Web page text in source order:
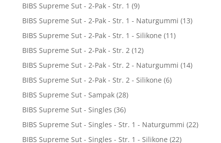
BIBS Supreme Sut - 2-Pak - Str. 1 (9)
BIBS Supreme Sut - 2-Pak - Str. 1 - Naturgummi (13)
BIBS Supreme Sut - 2-Pak - Str. 1 - Silikone (11)
BIBS Supreme Sut - 2-Pak - Str. 2 (12)
BIBS Supreme Sut - 2-Pak - Str. 2 - Naturgummi (14)
BIBS Supreme Sut - 2-Pak - Str. 2 - Silikone (6)
BIBS Supreme Sut - Sampak (28)
BIBS Supreme Sut - Singles (36)
BIBS Supreme Sut - Singles - Str. 1 - Naturgummi (22)
BIBS Supreme Sut - Singles - Str. 1 - Silikone (22)